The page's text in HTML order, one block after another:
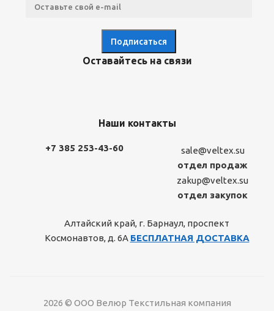
Оставайтесь на связи
Наши контакты
+7 385 253-43-60
sale@veltex.su
отдел продаж
zakup@veltex.su
отдел закупок
Алтайский край, г. Барнаул, проспект
Космонавтов, д. 6А БЕСПЛАТНАЯ ДОСТАВКА
2026 © ООО Велюр Текстильная компания